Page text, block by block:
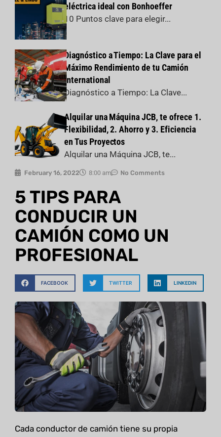
February 16, 2022 8:00 am No Comments
5 TIPS PARA
CONDUCIR UN
CAMIÓN COMO UN
PROFESIONAL
FACEBOOK TWITTER LINKEDIN
Cada conductor de camión tiene su propia
eléctrica ideal con Bonhoeffer
10 Puntos clave para elegir...
Diagnóstico a Tiempo: La Clave para el
Máximo Rendimiento de tu Camión
International
Diagnóstico a Tiempo: La Clave...
Alquilar una Máquina JCB, te ofrece 1.
Flexibilidad, 2. Ahorro y 3. Eficiencia
en Tus Proyectos
Alquilar una Máquina JCB, te...